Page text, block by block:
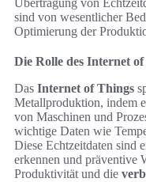
Übertragung von
sind von wesentlicher
Optimierung der
Die Rolle des Internet
Das Internet of Things
Metallproduktion, indem
von Maschinen und
wichtige Daten wie
Diese Echtzeitdaten sind
erkennen und präventive
Produktivität und die